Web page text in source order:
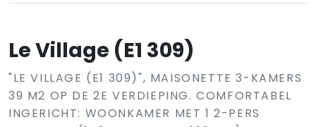
Le Village (E1 309)
"LE VILLAGE (E1 309)", MAISONETTE 3-KAMERS
39 M2 OP DE 2E VERDIEPING. COMFORTABEL
INGERICHT: WOONKAMER MET 1 2-PERS